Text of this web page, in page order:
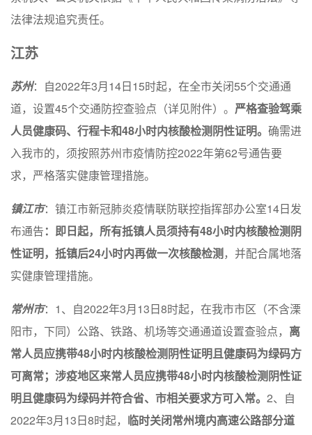
法律法规追究责任。
江苏
苏州：自2022年3月14日15时起，在全市关闭55个交通通
道，设置45个交通防控查验点（详见附件）。 严格查验驾乘
人员健康码、行程卡和48小时内核酸检测阴性证明。 确需进
入我市的，须按照苏州市疫情防控2022年第62号通告要
求，严格落实健康管理措施。
镇江市：镇江市新冠肺炎疫情联防联控指挥部办公室14日发
布通告：即日起，所有抵镇人员须持有48小时内核酸检测阴
性证明，抵镇后24小时内再做一次核酸检测，并配合属地落
实健康管理措施。
常州市：1、自2022年3月13日8时起，在我市市区（不含溧
阳市，下同）公路、铁路、机场等交通通道设置查验点， 离
常人员应携带48小时内核酸检测阴性证明且健康码为绿码方
可离常；涉疫地区来常人员应携带48小时内核酸检测阴性证
明且健康码为绿码并符合省、市相关要求方可入常。 2、自
2022年3月13日8时起， 临时关闭常州境内高速公路部分道